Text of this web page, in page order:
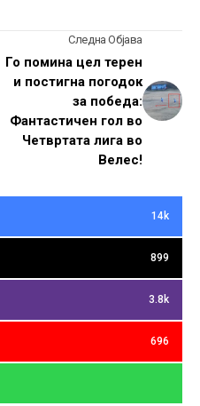
Следна Објава
Го помина цел терен
и постигна погодок
за победа:
Фантастичен гол во
Четвртата лига во
Велес!
14k
899
3.8k
696